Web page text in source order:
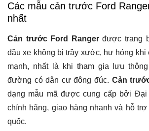
Các mẫu cản trước Ford
nhất
Cản trước Ford Rangerđược trang
đầu xe không bị trầy xước, hư hỏng khi
mạnh, nhất là khi tham gia lưu
đường có dân cư đông đúc. Cản
dạng mẫu mã được cung cấp bởi Đại
chính hãng, giao hàng nhanh và hỗ
quốc.